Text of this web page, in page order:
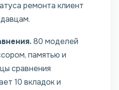
ремонта клиент
80 моделей
памятью и
сравнения
10 вкладок и